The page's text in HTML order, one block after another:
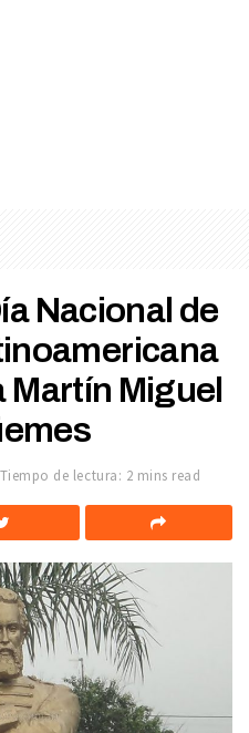
Nacional de
Martín Miguel
Tiempo de lectura: 2 mins read